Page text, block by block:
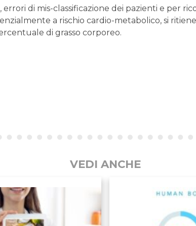
di mis-classificazione dei pazienti e per
a rischio cardio-metabolico, si
di grasso corporeo.
VEDI ANCHE